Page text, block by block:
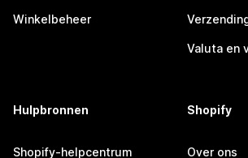
Winkelbeheer
Valuta en
Hulpbronnen
Shopify-helpcentrum
Shopify
Over ons